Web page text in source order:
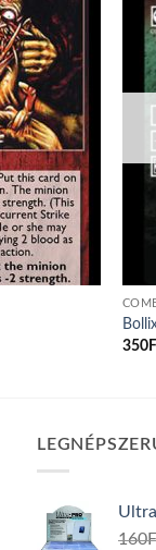
Add to
wishlist
350
160